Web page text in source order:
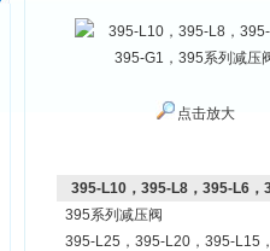
点击放大
395-L10，395-L8，395-L6，
395系列减压阀
395-L25，395-L20，395-L15